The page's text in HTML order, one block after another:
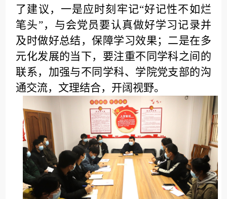
了建议，一是应时刻牢记“好记性不如烂
笔头”，与会党员要认真做好学习记录并
及时做好总结，保障学习效果；二是在多
元化发展的当下，要注重不同学科之间的
联系，加强与不同学科、学院党支部的沟
通交流，文理结合，开阔视野。